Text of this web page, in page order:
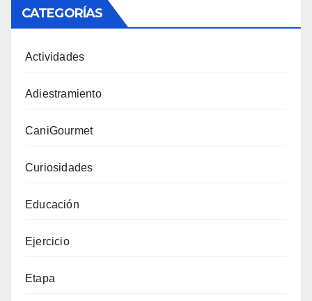
CATEGORÍAS
Actividades
Adiestramiento
CaniGourmet
Curiosidades
Educación
Ejercicio
Etapa